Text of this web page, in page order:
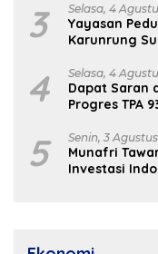
3 Selasa, 4
Yayasan
Karunrung
4 Selasa, 4
Dapat Saran
Progres TPA
5 Senin, 3
Munafri
Investasi